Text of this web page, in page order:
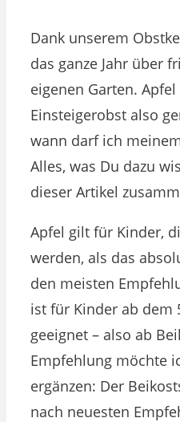
Dank unserem
das ganze Jahr über
eigenen Garten.
Einsteigerobst also
wann darf ich
Alles, was Du dazu
dieser Artikel
Apfel gilt für Kinder,
werden, als das
den meisten
ist für Kinder ab dem
geeignet – also ab
Empfehlung möchte
ergänzen: Der
nach neuesten